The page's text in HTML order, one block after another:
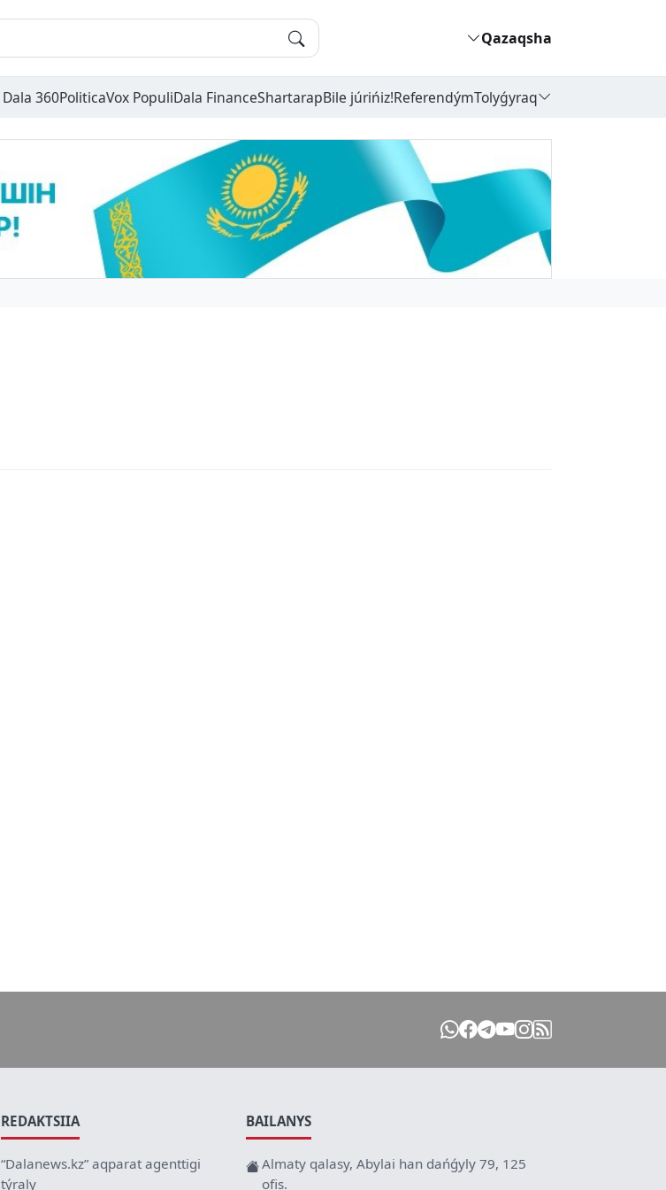
Qazaqsha
Dala 360PoliticaVox PopuliDala FinanceShartarapBile júrińiz!ReferendýmTolyǵyraq
REDAKTSIIA
“Dalanews.kz” aqparat agenttigi
týraly
BAILANYS
Almaty qalasy, Abylai han dańǵyly 79, 125
ofis.